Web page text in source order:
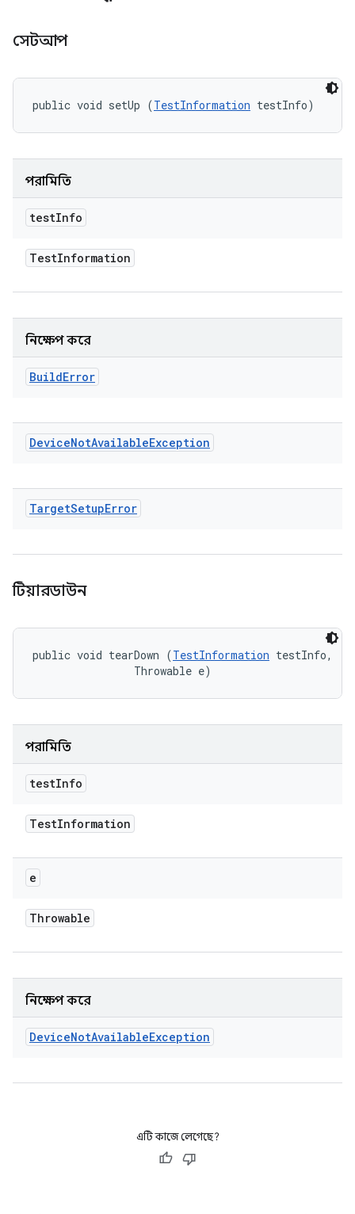
সেটআপ
public void setUp (TestInformation testInfo)
পরামিতি
testInfo
TestInformation
নিক্ষেপ করে
BuildError
DeviceNotAvailableException
TargetSetupError
টিয়ারডাউন
public void tearDown (TestInformation testInfo,
                Throwable e)
পরামিতি
testInfo
TestInformation
e
Throwable
নিক্ষেপ করে
DeviceNotAvailableException
এটি কাজে লেগেছে?